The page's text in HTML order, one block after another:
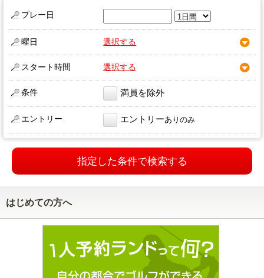
プレー日
曜日 選択する
スタート時間 選択する
条件 満員を除外
エントリー エントリーありのみ
指定した条件で検索する
はじめての方へ